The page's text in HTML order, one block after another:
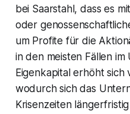
bei Saarstahl, dass es
oder
um Profite für die
in den meisten Fällen im
Eigenkapital erhöht sich
wodurch sich das
Krisenzeiten